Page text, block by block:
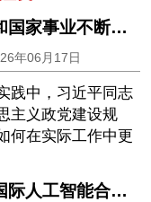
学习手记丨党和国家事业不断发展的“定海神针”
年06月17日
践中，习近平同志
主义政党建设规
何在实际工作中更
【社论】加强国际人工智能合作，共促智能向善